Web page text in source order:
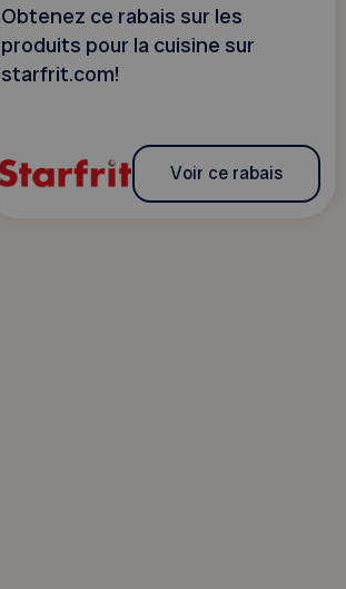
Obtenez ce rabais sur les
produits pour la cuisine sur
starfrit.com!
Voir ce rabais